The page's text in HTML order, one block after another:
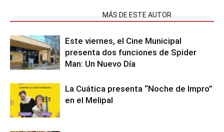
MÁS DE ESTE AUTOR
Este viernes, el Cine Municipal
presenta dos funciones de Spider
Man: Un Nuevo Día
La Cuática presenta “Noche de Impro”
en el Melipal